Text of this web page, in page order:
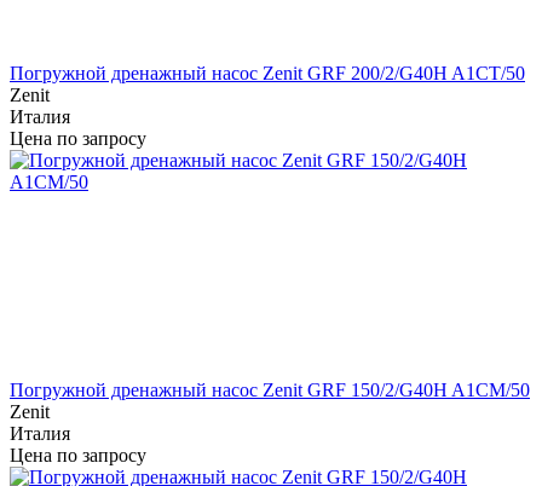
Погружной дренажный насос Zenit GRF 200/2/G40H A1CT/50
Zenit
Италия
Цена по запросу
Погружной дренажный насос Zenit GRF 150/2/G40H A1CM/50
Zenit
Италия
Цена по запросу